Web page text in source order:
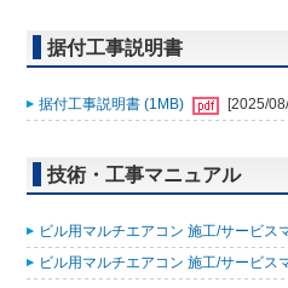
据付工事説明書
据付工事説明書 (1MB) [2025/
技術・工事マニュアル
ビル用マルチエアコン 施工/サービ
ビル用マルチエアコン 施工/サービ